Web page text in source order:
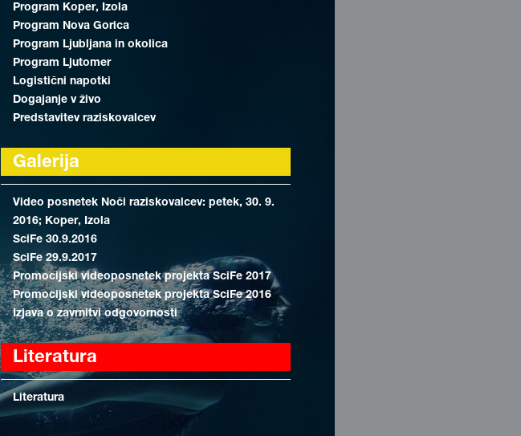
Program Koper, Izola
Program Nova Gorica
Program Ljubljana in okolica
Program Ljutomer
Logistični napotki
Dogajanje v živo
Predstavitev raziskovalcev
Galerija
Video posnetek Noči raziskovalcev: petek, 30. 9.
2016; Koper, Izola
SciFe 30.9.2016
SciFe 29.9.2017
Promocijski videoposnetek projekta SciFe 2017
Promocijski videoposnetek projekta SciFe 2016
Izjava o zavrnitvi odgovornosti
Literatura
Literatura